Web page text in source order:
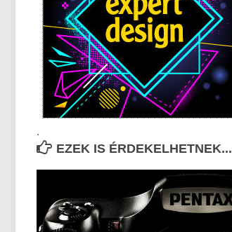
.
EZEK IS ÉRDEKELHETNEK...